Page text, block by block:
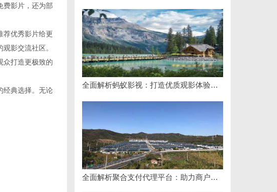
费影片，还为部
荐优秀影片给更
影交流社区。
众打造更极致的
经典选择。无论
全面解析蚂蚁影视：打造优质观影体验的新兴平台
全面解析聚合支付代理平台：助力商户高效管理多渠道支付